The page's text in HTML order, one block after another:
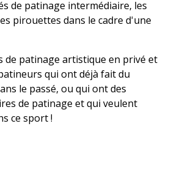
de patinage intermédiaire, les
pirouettes dans le cadre d'une
de patinage artistique en privé et
qui ont déjà fait du
le passé, ou qui ont des
de patinage et qui veulent
ce sport !